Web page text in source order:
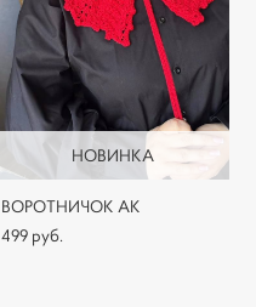
НОВИНКА
ВОРОТНИЧОК АК
499 pуб.